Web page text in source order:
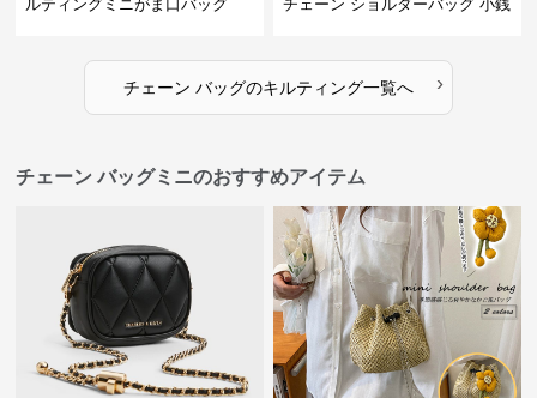
ルティングミニがま口バッグ
チェーン ショルダーバッグ 小銭
チェーン バッグのキルティング一覧へ ›
チェーン バッグミニのおすすめアイテム